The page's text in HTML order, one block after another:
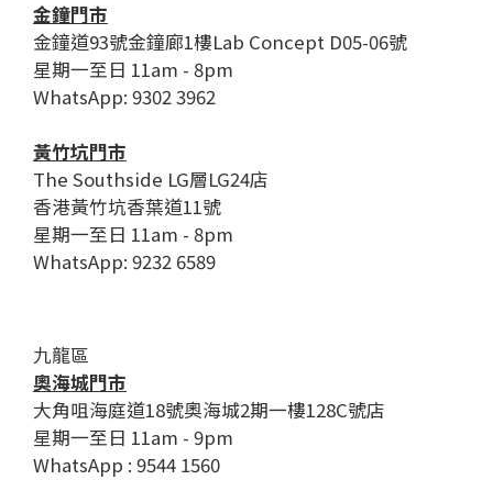
金鐘門市
金鐘道93號金鐘廊1樓Lab Concept D05-06號
星期一至日 11am - 8pm
WhatsApp: 9302 3962
黃竹坑門市
The Southside LG層LG24店
香港黃竹坑香葉道11號
星期一至日 11am - 8pm
WhatsApp: 9232 6589
九龍區
奧海城門市
大角咀海庭道18號奧海城2期一樓128C號店
星期一至日 11am - 9pm
WhatsApp : 9544 1560